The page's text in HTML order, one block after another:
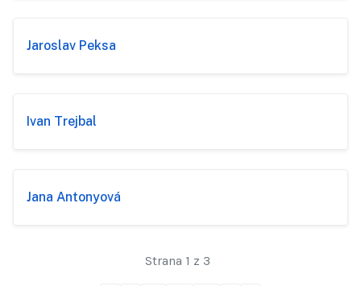
Jaroslav Peksa
Ivan Trejbal
Jana Antonyová
Strana 1 z 3